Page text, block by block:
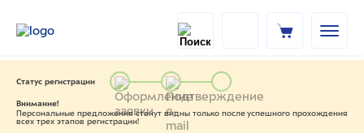
Статус регистрации
Внимание!
Персональные предложения станут видны только после успешного прохождения
всех трех этапов регистрации!